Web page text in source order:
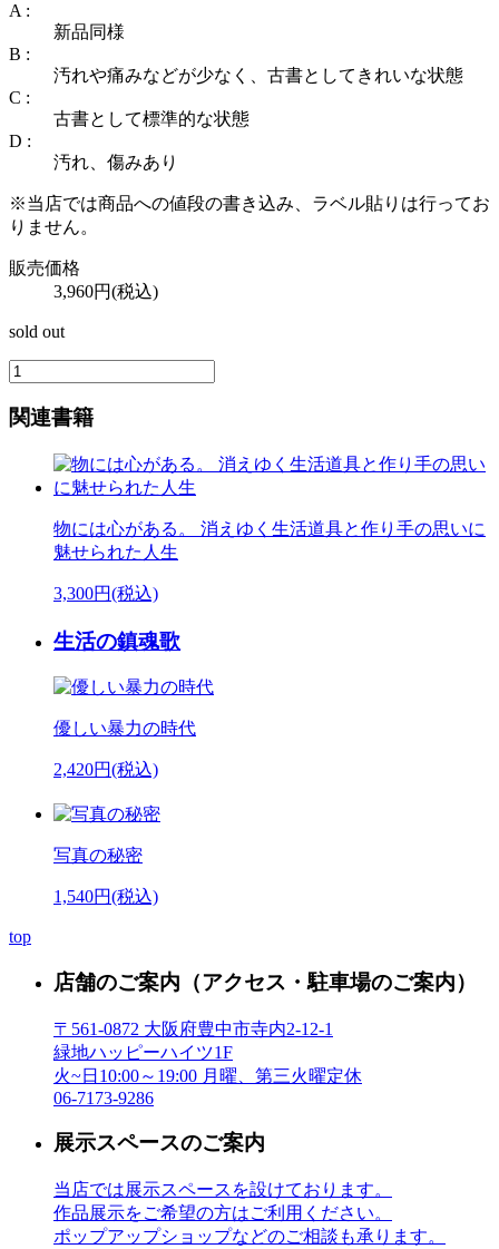
A :
新品同様
B :
汚れや痛みなどが少なく、古書としてきれいな状態
C :
古書として標準的な状態
D :
汚れ、傷みあり
※当店では商品への値段の書き込み、ラベル貼りは行ってお
りません。
販売価格
3,960円(税込)
sold out
関連書籍
物には心がある。 消えゆく生活道具と作り手の思いに
魅せられた人生
3,300円(税込)
生活の鎮魂歌
優しい暴力の時代
2,420円(税込)
写真の秘密
1,540円(税込)
top
店舗のご案内 （アクセス・駐車場のご案内）
〒561-0872 大阪府豊中市寺内2-12-1
緑地ハッピーハイツ1F
火~日10:00～19:00 月曜、第三火曜定休
06-7173-9286
展示スペースのご案内
当店では展示スペースを設けております。
作品展示をご希望の方はご利用ください。
ポップアップショップなどのご相談も承ります。